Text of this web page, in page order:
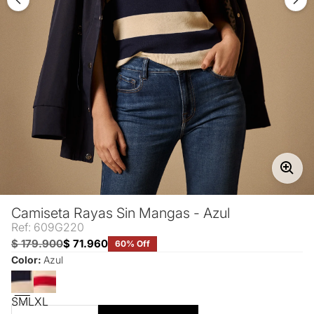
Camiseta Rayas Sin Mangas - Azul
Ref: 609G220
$ 179.900$ 71.960 60% Off
Color: Azul
SML XL